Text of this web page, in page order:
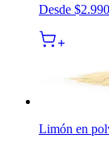
Desde $2.990
Limón en